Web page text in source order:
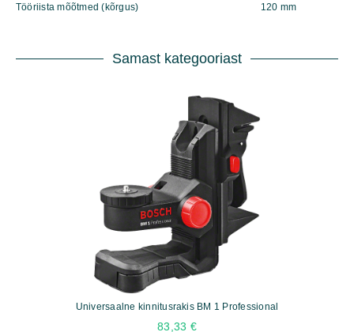
Tööriista mõõtmed (kõrgus) 120 mm
Samast kategooriast
Universaalne kinnitusrakis BM 1 Professional
83,33 €